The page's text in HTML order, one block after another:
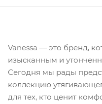
Vanessa — это бренд,
изысканным и
Сегодня мы рады
коллекцию
для тех, кто ценит